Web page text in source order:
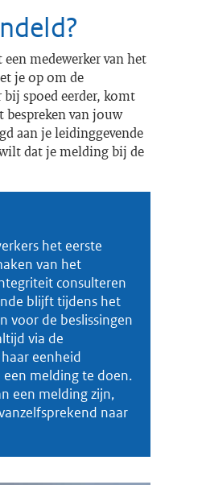
medewerker van het
je op om de
spoed eerder, komt
bespreken van jouw
aan je leidinggevende
dat je melding bij de
het eerste
van het
consulteren
blijft tijdens het
voor de beslissingen
via de
eenheid
melding te doen.
een melding zijn,
naar